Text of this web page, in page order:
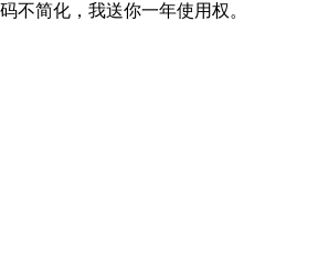
不简化，我送你一年使用权。